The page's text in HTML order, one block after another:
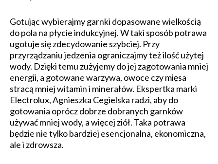
Gotując wybierajmy garnki dopasowane wielkością
do pola na płycie indukcyjnej. W taki sposób potrawa
ugotuje się zdecydowanie szybciej. Przy
przyrządzaniu jedzenia ograniczajmy też ilość użytej
wody. Dzięki temu zużyjemy do jej zagotowania mniej
energii, a gotowane warzywa, owoce czy mięsa
stracą mniej witamin i minerałów. Ekspertka marki
Electrolux, Agnieszka Cegielska radzi, aby do
gotowania oprócz dobrze dobranych garnków
używać mniej wody, a więcej ziół. Taka potrawa
będzie nie tylko bardziej esencjonalna, ekonomiczna,
ale i zdrowsza.